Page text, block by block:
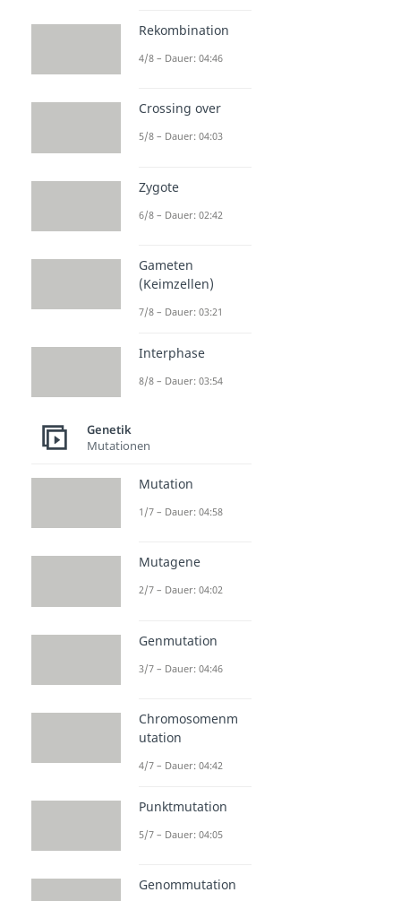
Rekombination
4/8 – Dauer: 04:46
Crossing over
5/8 – Dauer: 04:03
Zygote
6/8 – Dauer: 02:42
Gameten
(Keimzellen)
7/8 – Dauer: 03:21
Interphase
8/8 – Dauer: 03:54
Genetik
Mutationen
Mutation
1/7 – Dauer: 04:58
Mutagene
2/7 – Dauer: 04:02
Genmutation
3/7 – Dauer: 04:46
Chromosomenm
utation
4/7 – Dauer: 04:42
Punktmutation
5/7 – Dauer: 04:05
Genommutation